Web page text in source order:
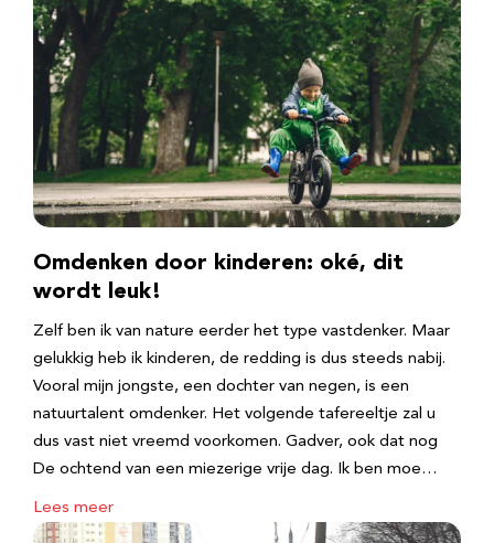
Omdenken door kinderen: oké, dit
wordt leuk!
Zelf ben ik van nature eerder het type vastdenker. Maar
gelukkig heb ik kinderen, de redding is dus steeds nabij.
Vooral mijn jongste, een dochter van negen, is een
natuurtalent omdenker. Het volgende tafereeltje zal u
dus vast niet vreemd voorkomen. Gadver, ook dat nog
De ochtend van een miezerige vrije dag. Ik ben moe…
Lees meer